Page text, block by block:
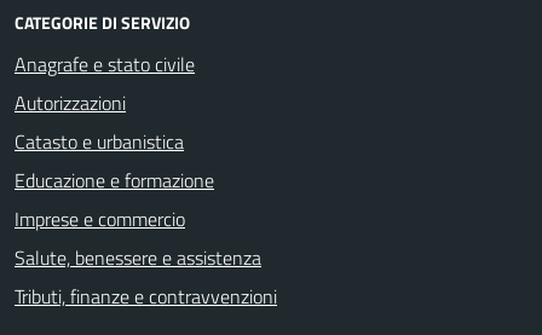
CATEGORIE DI SERVIZIO
Anagrafe e stato civile
Autorizzazioni
Catasto e urbanistica
Educazione e formazione
Imprese e commercio
Salute, benessere e assistenza
Tributi, finanze e contravvenzioni